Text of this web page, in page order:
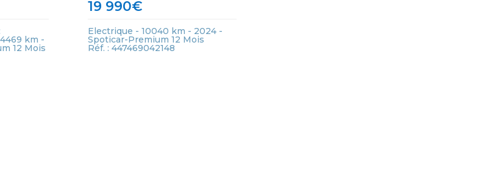
km -
12 Mois
19 990€
Electrique - 10040 km - 2024 -
Spoticar-Premium 12 Mois
Réf. : 447469042148